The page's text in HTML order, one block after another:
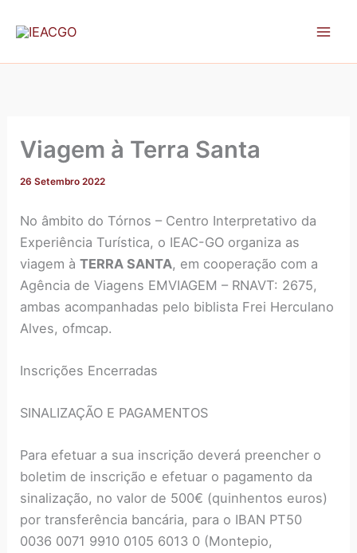
Viagem à Terra Santa
26 Setembro 2022
No âmbito do Tórnos – Centro Interpretativo da
Experiência Turística, o IEAC-GO organiza as
viagem àTERRA SANTA, em cooperação com a
Agência de Viagens EMVIAGEM – RNAVT: 2675,
ambas acompanhadas pelo biblista Frei Herculano
Alves, ofmcap.
Inscrições Encerradas
SINALIZAÇÃO E PAGAMENTOS
Para efetuar a sua inscrição deverá preencher o
boletim de inscrição e efetuar o pagamento da
sinalização, no valor de 500€ (quinhentos euros)
por transferência bancária, para o IBAN PT50
0036 0071 9910 0105 6013 0 (Montepio,
r
q